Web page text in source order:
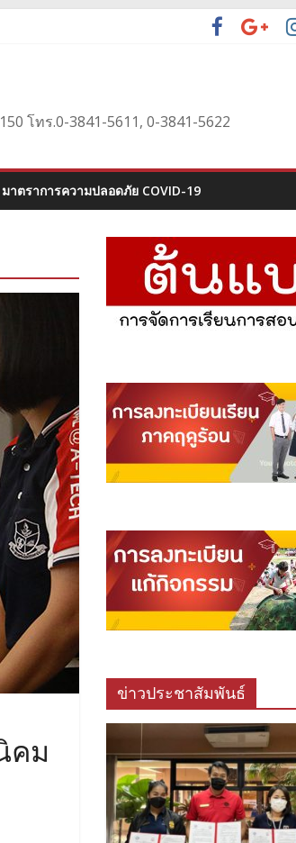
โทร.0-3841-5611, 0-3841-5622
มาตราการความปลอดภัย COVID-19
คม
ข่าวประชาสัมพันธ์